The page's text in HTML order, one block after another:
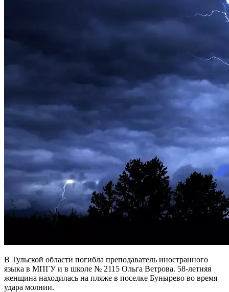
В Тульской области погибла преподаватель иностранного
языка в МПГУ и в школе № 2115 Ольга Ветрова. 58-летняя
женщина находилась на пляже в поселке Бунырево во время
удара молнии.